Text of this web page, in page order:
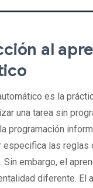
al
es la
una tarea sin
programación
especifica las reglas
Sin embargo, el
diferente. El